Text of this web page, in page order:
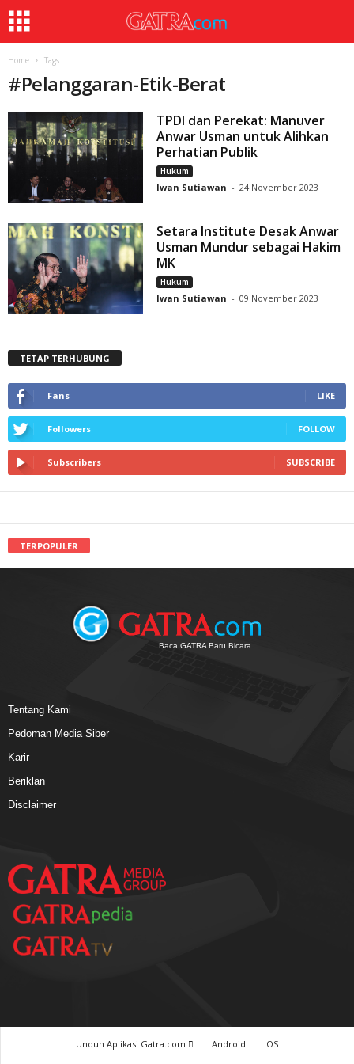
Home Tags
#Pelanggaran-Etik-Berat
TPDI dan Perekat: Manuver
Anwar Usman untuk Alihkan
Perhatian Publik
Hukum
Iwan Sutiawan - 24 November 2023
Setara Institute Desak Anwar
Usman Mundur sebagai Hakim
MK
Hukum
Iwan Sutiawan - 09 November 2023
TETAP TERHUBUNG
Fans LIKE
Followers FOLLOW
Subscribers SUBSCRIBE
TERPOPULER
Baca GATRA Baru Bicara
Tentang Kami
Pedoman Media Siber
Karir
Beriklan
Disclaimer
Unduh Aplikasi Gatra.com Android
IOS